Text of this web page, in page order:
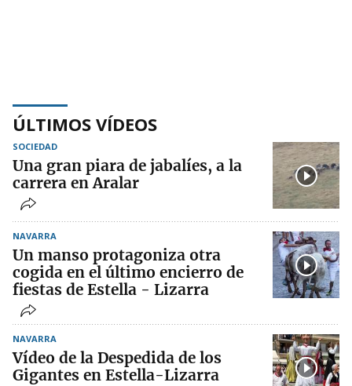
ÚLTIMOS VÍDEOS
SOCIEDAD
Una gran piara de jabalíes, a la
carrera en Aralar
NAVARRA
Un manso protagoniza otra
cogida en el último encierro de
fiestas de Estella - Lizarra
NAVARRA
Vídeo de la Despedida de los
Gigantes en Estella-Lizarra